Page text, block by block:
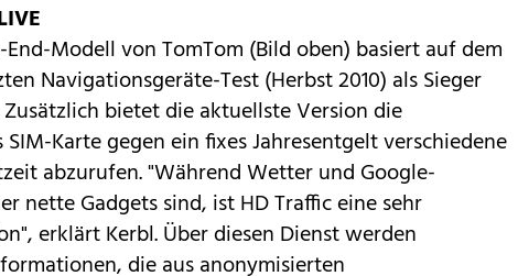
Modell von TomTom (Bild oben) basiert auf dem
Navigationsgeräte-Test (Herbst 2010) als Sieger
bietet die aktuellste Version die
Karte gegen ein fixes Jahresentgelt verschiedene
abzurufen. "Während Wetter und Google-
nette Gadgets sind, ist HD Traffic eine sehr
erklärt Kerbl. Über diesen Dienst werden
die aus anonymisierten